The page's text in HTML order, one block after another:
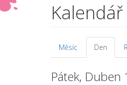
Kalendář
Hlavní
Měsíc Den
Pátek, Duben